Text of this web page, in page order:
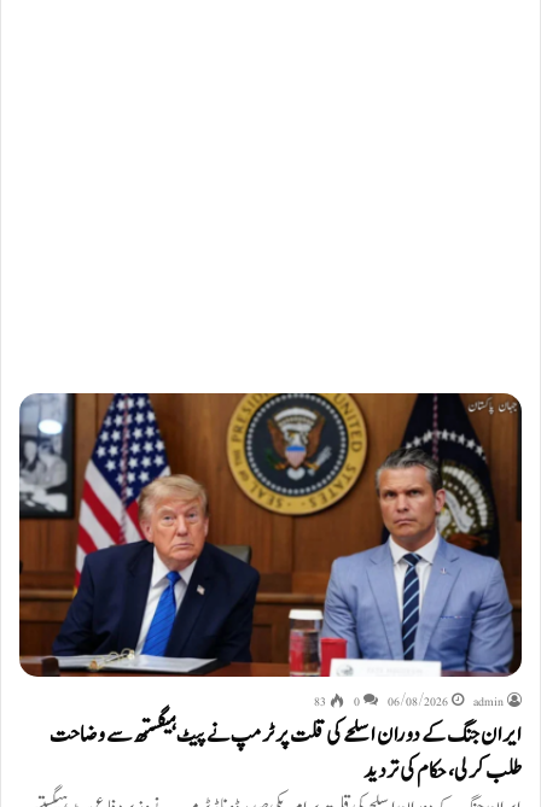
admin
06/08/2026
0
83
ایران جنگ کے دوران اسلحے کی قلت پر ٹرمپ نے پیٹ ہیگستھ سے وضاحت
طلب کرلی، حکام کی تردید